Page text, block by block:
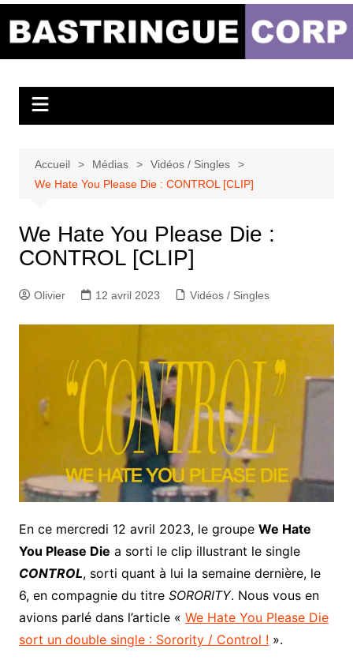
Bastringue Corp –
Musicales
Accueil Médias
Vidéos / Singles
We Hate You Please Die : CONTROL [CLIP]
We Hate You Please Die :
CONTROL [CLIP]
Olivier 12 avril 2023 Vidéos / Singles
En ce mercredi 12 avril 2023, le groupe We Hate
You Please Die a sorti le clip illustrant le single
CONTROL, sorti quant à lui la semaine dernière, le
6, en compagnie du titre SORORITY. Nous vous en
avions parlé dans l’article « We Hate You Please Die
sort un double single : Sorority / Control ! ».